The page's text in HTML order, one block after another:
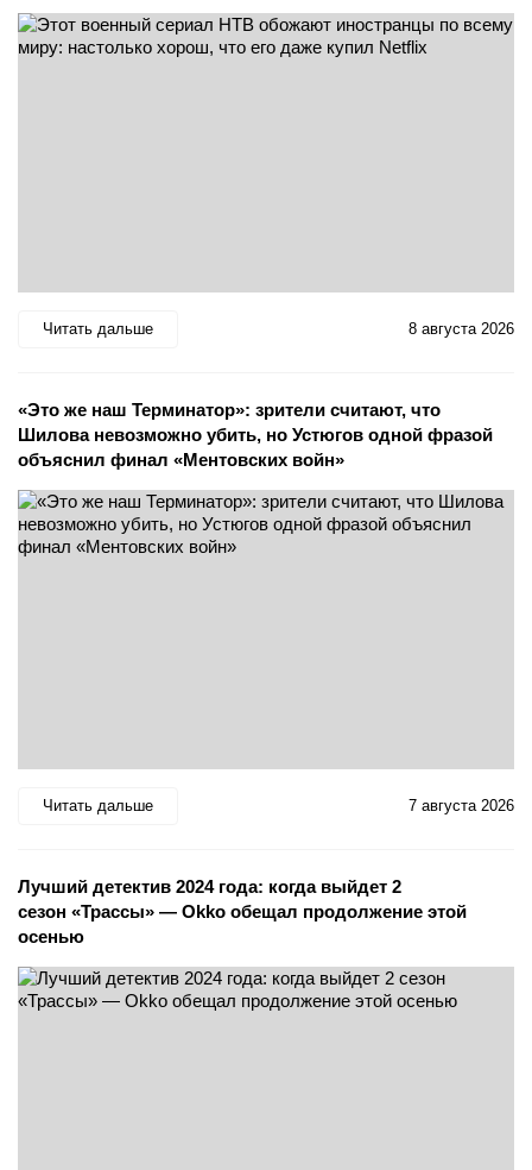
Читать дальше 8 августа 2026
«Это же наш Терминатор»: зрители считают, что
Шилова невозможно убить, но Устюгов одной фразой
объяснил финал «Ментовских войн»
Читать дальше 7 августа 2026
Лучший детектив 2024 года: когда выйдет 2
сезон «Трассы» — Okko обещал продолжение этой
осенью